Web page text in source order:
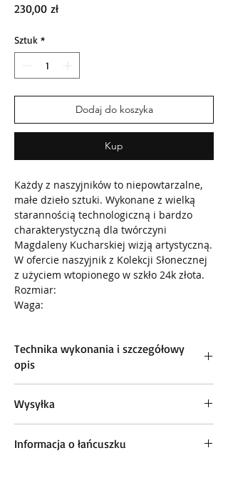
230,00 złCena
Sztuk *
Dodaj do koszyka
Kup
Każdy z naszyjników to niepowtarzalne,
małe dzieło sztuki. Wykonane z wielką
starannością technologiczną i bardzo
charakterystyczną dla twórczyni
Magdaleny Kucharskiej wizją artystyczną.
W ofercie naszyjnik z Kolekcji Słonecznej
z użyciem wtopionego w szkło 24k złota.
Rozmiar:
Waga:
Technika wykonania i szczegółowy
opis
technikami "na gorąco" w temp. ~900 C
dominujące kolory: biel, kobalt, złoto
Wymiary: 8,3 x 4,7 cm
waga: 38 g
Wysyłka
wysyłki w ciągu 1-3 dni. Pakujemy zawsze
Informacja o łańcuszku